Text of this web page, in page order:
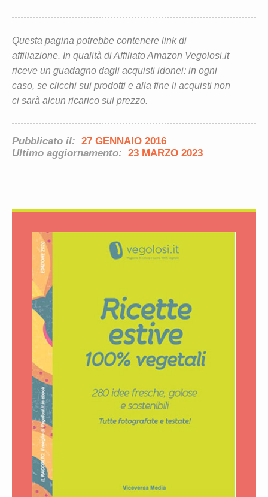
Questa pagina potrebbe contenere link di
affiliazione. In qualità di Affiliato Amazon Vegolosi.it
riceve un guadagno dagli acquisti idonei: in ogni
caso, se clicchi sui prodotti e alla fine li acquisti non
ci sarà alcun ricarico sul prezzo.
Pubblicato il: 27 GENNAIO 2016
Ultimo aggiornamento: 23 MARZO 2023